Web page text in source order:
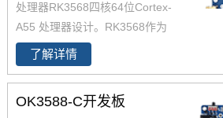
处理器RK3568四核64位Cortex-
A55 处理器设计。RK3568作为
国产化高性能处理器，瑞芯微RK
3568芯片是一款定位中高端的通
用型SoC，瑞芯微RK3568芯片是
一款定位中高端的通用型SoC，
了解详情
OK3588-C开发板